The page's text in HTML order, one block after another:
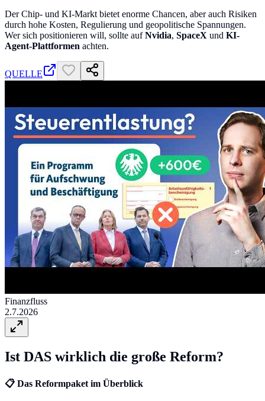
Der Chip- und KI-Markt bietet enorme Chancen, aber auch Risiken
durch hohe Kosten, Regulierung und geopolitische Spannungen.
Wer sich positionieren will, sollte aufNvidia, SpaceX und KI-
Agent-Plattformen achten.
QUELLE
Finanzfluss
2.7.2026
Ist DAS wirklich die große Reform?
📋 Das Reformpaket im Überblick